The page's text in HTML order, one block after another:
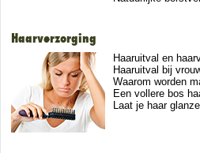
Haarverzorging
Haaruitval en
Haaruitval bij
Waarom worden
Een vollere bos
Laat je haar